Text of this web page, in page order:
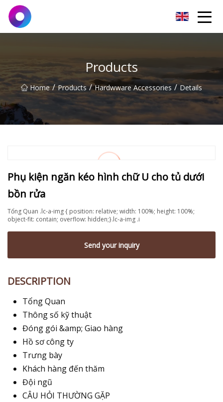
Products
Home / Products / Hardwware Accessories / Details
Phụ kiện ngăn kéo hình chữ U cho tủ dưới
bồn rửa
Tổng Quan .lc-a-img { position: relative; width: 100%; height: 100%;
object-fit: contain; overflow: hidden;}.lc-a-img .i
Send your inquiry
DESCRIPTION
Tổng Quan
Thông số kỹ thuật
Đóng gói &amp; Giao hàng
Hồ sơ công ty
Trưng bày
Khách hàng đến thăm
Đội ngũ
CÂU HỎI THƯỜNG GẶP